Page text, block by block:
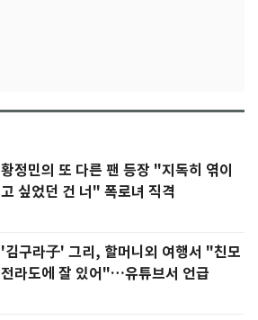
황정민의 또 다른 팬 등장 "지독히 엮이
고 싶었던 건 너" 폭로녀 직격
'김구라子' 그리, 할머니외 여행서 "친모
전라도에 잘 있어"…유튜브서 언급